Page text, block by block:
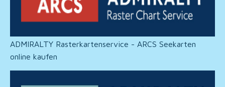
ADMIRALTY Rasterkartenservice - ARCS Seekarten
online kaufen